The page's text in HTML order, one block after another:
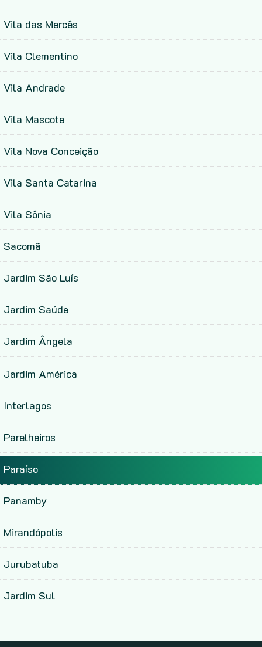
Vila das Mercês
Vila Clementino
Vila Andrade
Vila Mascote
Vila Nova Conceição
Vila Santa Catarina
Vila Sônia
Sacomã
Jardim São Luís
Jardim Saúde
Jardim Ângela
Jardim América
Interlagos
Parelheiros
Paraíso
Panamby
Mirandópolis
Jurubatuba
Jardim Sul